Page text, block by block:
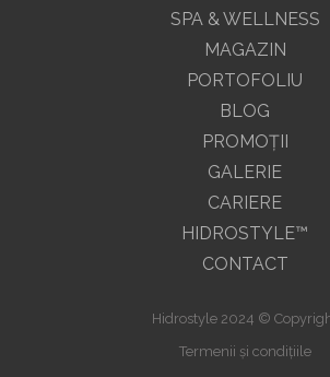
SPA & WELLNESS
MAGAZIN
PORTOFOLIU
BLOG
PROMOŢII
GALERIE
CARIERE
HIDROSTYLE™
CONTACT
Hidrostyle 2024 ©
Termenii și condițiile